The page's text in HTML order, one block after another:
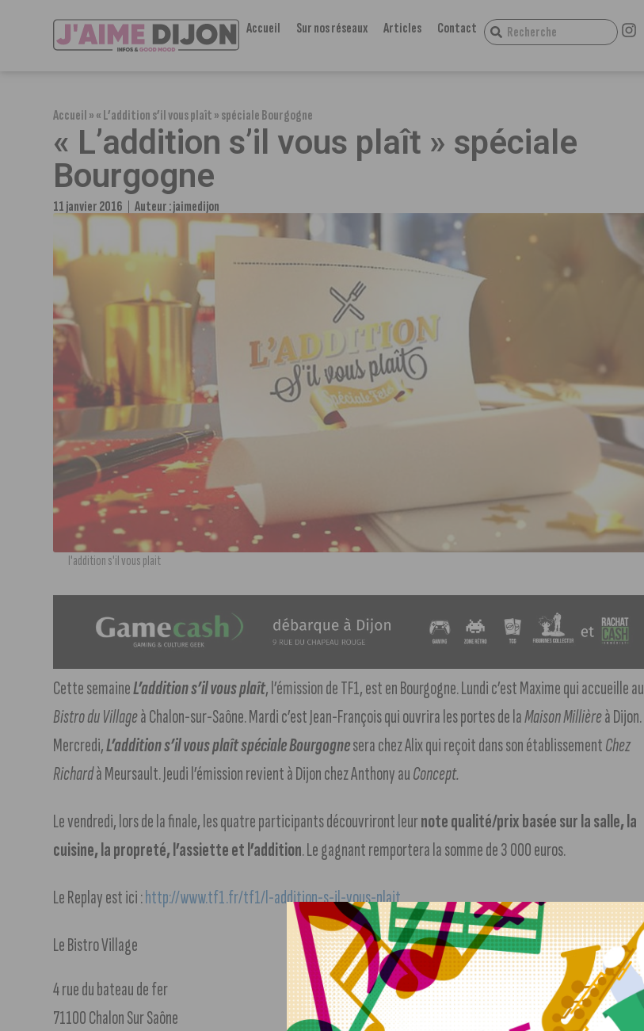
Accueil Sur nos réseaux Articles Contact
Accueil»« L’addition s’il vous plaît » spéciale Bourgogne
« L’addition s’il vous plaît » spéciale
Bourgogne
11 janvier 2016 Auteur :jaimedijon
l'addition s'il vous plait
Cette semaineL’addition s’il vous plaît, l’émission de TF1, est en Bourgogne. Lundi c’est Maxime qui accueille au
Bistro du Villageà Chalon-sur-Saône. Mardi c’est Jean-François qui ouvrira les portes de laMaison Millièreà Dijon.
Mercredi,L’addition s’il vous plaît spéciale Bourgognesera chez Alix qui reçoit dans son établissementChez
Richardà Meursault. Jeudi l’émission revient à Dijon chez Anthony auConcept.
Le vendredi, lors de la finale, les quatre participants découvriront leurnote qualité/prix basée sur la salle, la
cuisine, la propreté, l’assiette et l’addition. Le gagnant remportera la somme de 3 000 euros.
Le Replay est ici :http://www.tf1.fr/tf1/l-addition-s-il-vous-plait
Le Bistro Village
4 rue du bateau de fer
71100 Chalon Sur Saône